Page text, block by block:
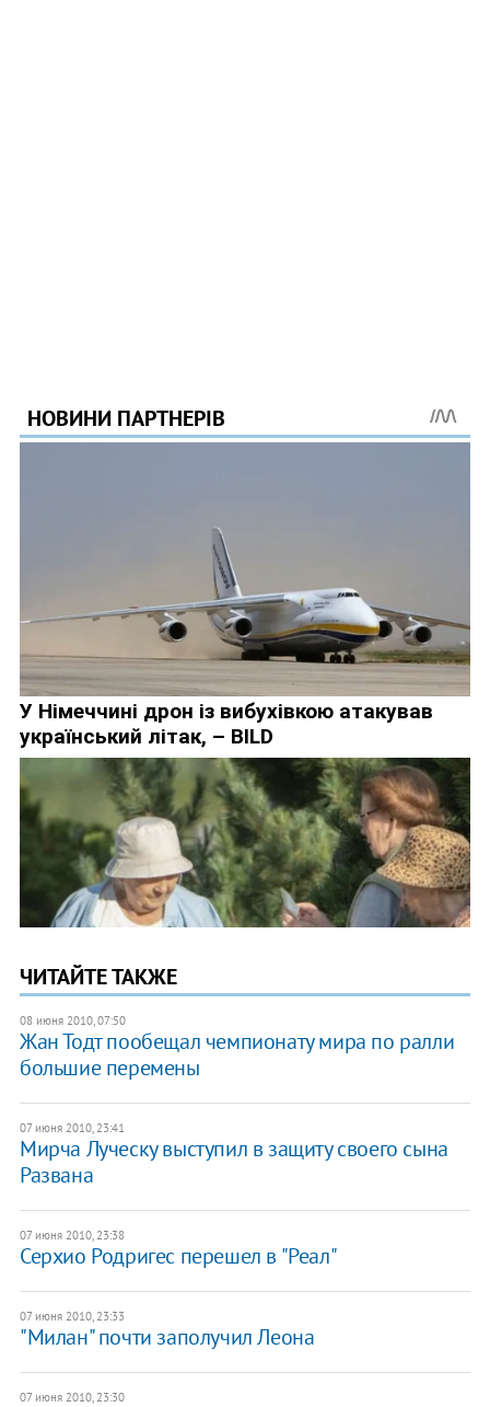
ЧИТАЙТЕ ТАКЖЕ
08 июня 2010, 07:50
Жан Тодт пообещал чемпионату мира по ралли
большие перемены
07 июня 2010, 23:41
Мирча Луческу выступил в защиту своего сына
Развана
07 июня 2010, 23:38
Серхио Родригес перешел в "Реал"
07 июня 2010, 23:33
"Милан" почти заполучил Леона
07 июня 2010, 23:30